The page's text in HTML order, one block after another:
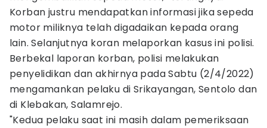
Korban justru mendapatkan informasi jika sepeda
motor miliknya telah digadaikan kepada orang
lain. Selanjutnya koran melaporkan kasus ini polisi.
Berbekal laporan korban, polisi melakukan
penyelidikan dan akhirnya pada Sabtu (2/4/2022)
mengamankan pelaku di Srikayangan, Sentolo dan
di Klebakan, Salamrejo.
"Kedua pelaku saat ini masih dalam pemeriksaan